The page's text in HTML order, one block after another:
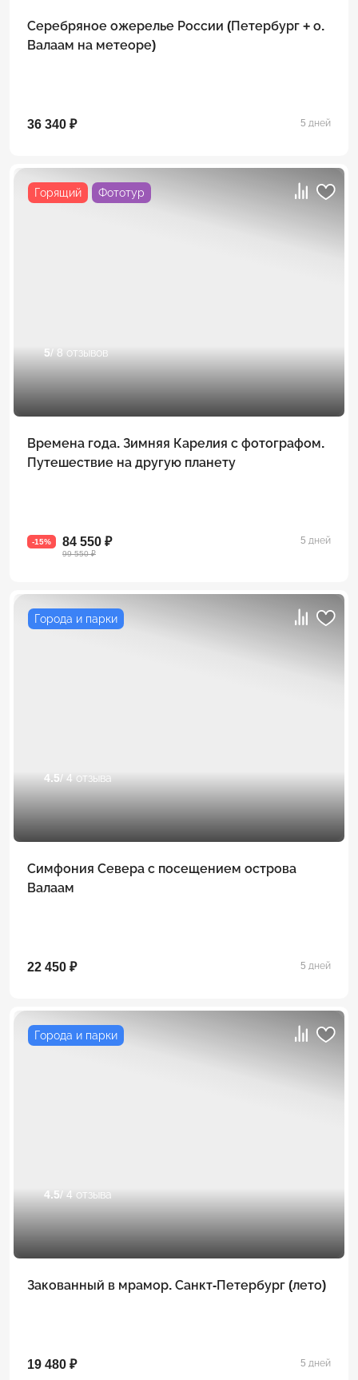
Серебряное ожерелье России (Петербург + о.
Валаам на метеоре)
36 340 ₽ 5 дней
Горящий Фототур
5/ 8 отзывов
Времена года. Зимняя Карелия с фотографом.
Путешествие на другую планету
-15% 84 550 ₽
99 550 ₽
5 дней
Города и парки
4.5/ 4 отзыва
Симфония Севера с посещением острова
Валаам
22 450 ₽ 5 дней
Города и парки
4.5/ 4 отзыва
Закованный в мрамор. Санкт-Петербург (лето)
19 480 ₽ 5 дней